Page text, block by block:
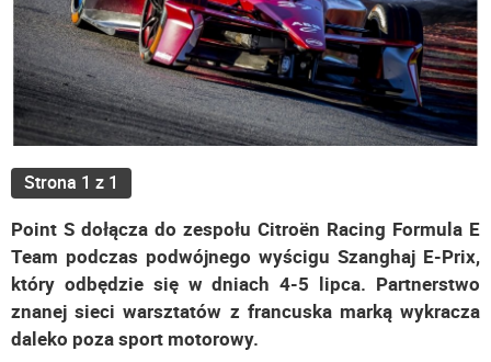
Strona 1 z 1
Point S dołącza do zespołu Citroën Racing Formula E
Team podczas podwójnego wyścigu Szanghaj E-Prix,
który odbędzie się w dniach 4-5 lipca. Partnerstwo
znanej sieci warsztatów z francuska marką wykracza
daleko poza sport motorowy.